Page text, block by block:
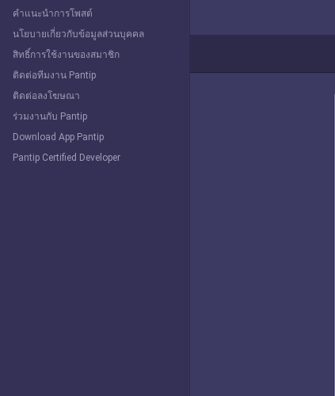
คำแนะนำการโพสต์
นโยบายเกี่ยวกับข้อมูลส่วนบุคคล
สิทธิ์การใช้งานของสมาชิก
ติดต่อทีมงาน Pantip
ติดต่อลงโฆษณา
ร่วมงานกับ Pantip
Download App Pantip
Pantip Certified Developer